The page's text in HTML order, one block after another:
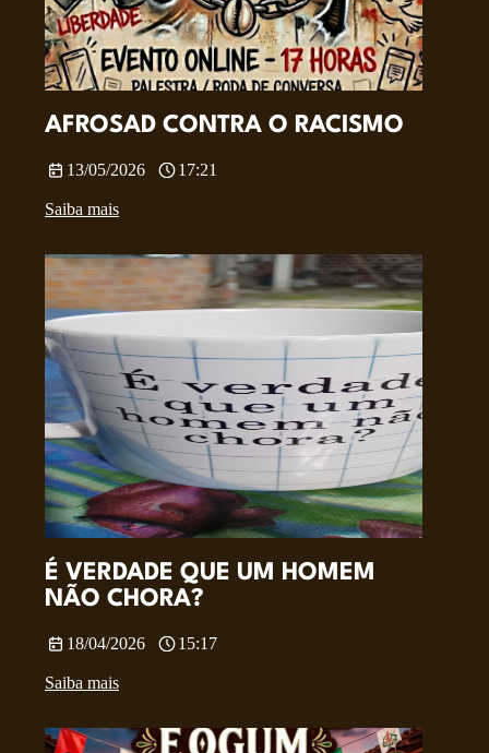
AFROSAD CONTRA O RACISMO
13/05/2026 17:21
Saiba mais
É VERDADE QUE UM HOMEM
NÃO CHORA?
18/04/2026 15:17
Saiba mais